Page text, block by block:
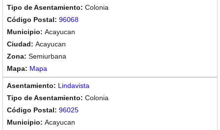
Colonia
96068
Acayucan
Acayucan
Semiurbana
Mapa
Lindavista
Colonia
96025
Acayucan